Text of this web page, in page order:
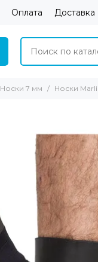
Оплата Доставка
Носки 7 мм Носки